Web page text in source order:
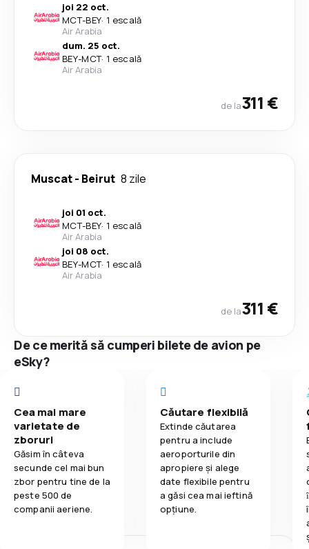
joi 22 oct.
MCT-BEY· 1 escală
Air Arabia
dum. 25 oct.
BEY-MCT· 1 escală
Air Arabia
de la311 €
Muscat- Beirut 8 zile
joi 01 oct.
MCT-BEY· 1 escală
Air Arabia
joi 08 oct.
BEY-MCT· 1 escală
Air Arabia
de la311 €
De ce merită să cumperi bilete de avion pe
eSky?
Cea mai mare
varietate de
zboruri
Găsim în câteva
secunde cel mai bun
zbor pentru tine de la
peste 500 de
companii aeriene.
Căutare flexibilă
Extinde căutarea
pentru a include
aeroporturile din
apropiere și alege
date flexibile pentru
a găsi cea mai ieftină
opțiune.